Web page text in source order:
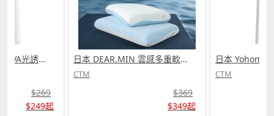
日本 Yohome 仿生 UVA光誘電觸滅可放掛立有線無線兩用光感滅蚊機 PRO 2.0 (需訂貨)
$269
$249起
日本 DEAR.MIN 雲感多重軟芯柔托緩壓Peace柔眠枕 (需訂貨)
CTM
$369
$349起
CTM